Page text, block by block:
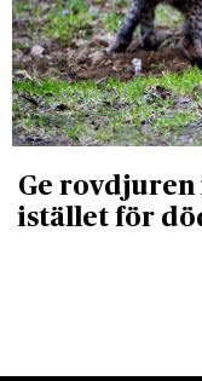
Ge
istället för